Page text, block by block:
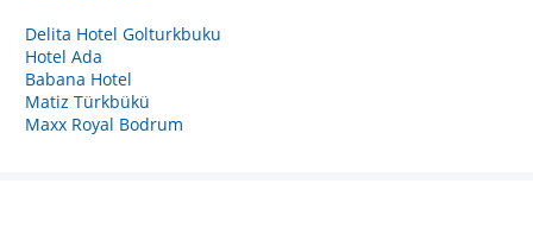
Delita Hotel Golturkbuku
Hotel Ada
Babana Hotel
Matiz Türkbükü
Maxx Royal Bodrum